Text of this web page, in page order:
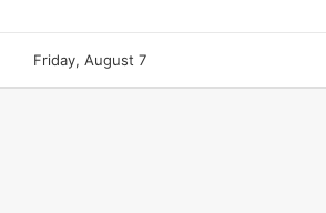
Friday, August 7